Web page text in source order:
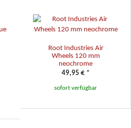
Root Industries Air
Wheels 120 mm
neochrome
49,95 € *
sofort verfügbar